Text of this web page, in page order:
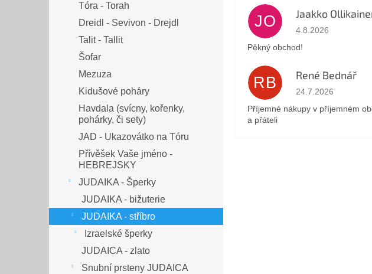
Tóra - Torah
Dreidl - Sevivon - Drejdl
Talit - Tallit
Šofar
Mezuza
Kidušové poháry
Havdala (svícny, kořenky,
pohárky, či sety)
JAD - Ukazovátko na Tóru
Přívěšek Vaše jméno -
HEBREJSKY
JUDAIKA - Šperky
JUDAIKA - bižuterie
JUDAIKA - stříbro
Izraelské šperky
JUDAICA - zlato
Snubní prsteny JUDAICA
JO Jaakko
Hodnocení
4.8.2026
Pěkný obchod!
RB René Bednář
Hodnocení obchodu
24.7.2026
Příjemné nákupy v příjemném
a přáteli